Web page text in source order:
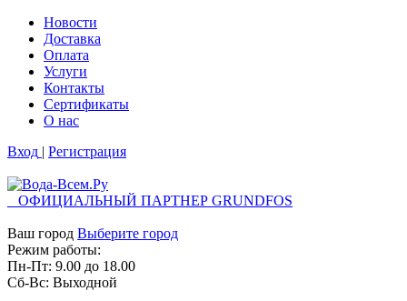
Новости
Доставка
Оплата
Услуги
Контакты
Cертификаты
О нас
Вход | Регистрация
ОФИЦИАЛЬНЫЙ ПАРТНЕР GRUNDFOS
Ваш город Выберите город
Режим работы:
Пн-Пт: 9.00 до 18.00
Сб-Вс: Выходной